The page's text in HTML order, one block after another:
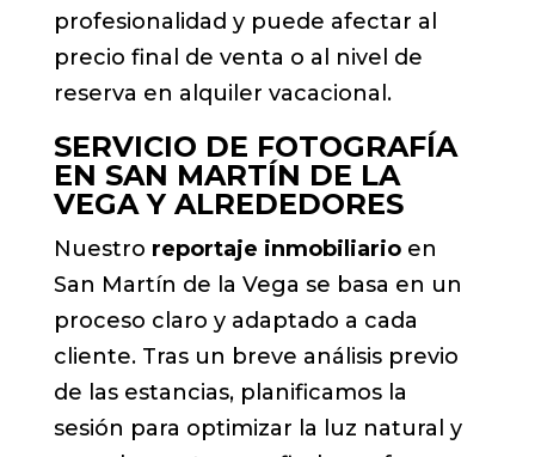
profesionalidad y puede afectar al
precio final de venta o al nivel de
reserva en alquiler vacacional.
SERVICIO DE FOTOGRAFÍA
EN SAN MARTÍN DE LA
VEGA Y ALREDEDORES
Nuestro reportaje inmobiliarioen
San Martín de la Vega se basa en un
proceso claro y adaptado a cada
cliente. Tras un breve análisis previo
de las estancias, planificamos la
sesión para optimizar la luz natural y